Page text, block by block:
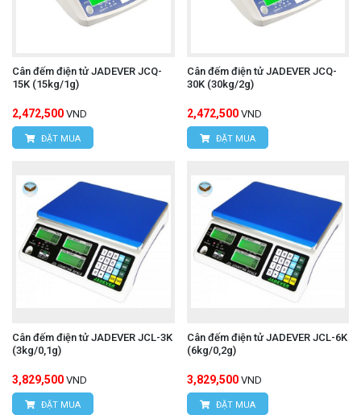
Cân đếm điện tử JADEVER JCQ-
15K (15kg/1g)
2,472,500 VND
ĐẶT MUA
Cân đếm điện tử JADEVER JCQ-
30K (30kg/2g)
2,472,500 VND
ĐẶT MUA
Cân đếm điện tử JADEVER JCL-3K
(3kg/0,1g)
3,829,500 VND
ĐẶT MUA
Cân đếm điện tử JADEVER JCL-6K
(6kg/0,2g)
3,829,500 VND
ĐẶT MUA